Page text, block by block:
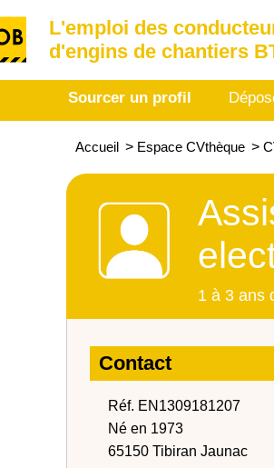
L'emploi des
d'engins de chantiers
Sourcer un profil
Accueil > Espace CVthèque >
1 à 3 ans
Contact
Réf. EN1309181207
Né en 1973
65150 Tibiran Jaunac